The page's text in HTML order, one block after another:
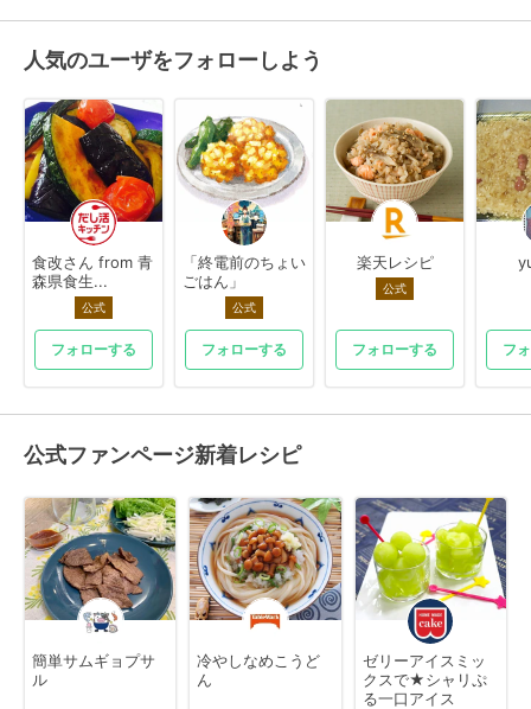
人気のユーザをフォローしよう
食改さん from 青
森県食生...
公式
フォローする
「終電前のちょい
ごはん」
公式
フォローする
楽天レシピ
公式
フォローする フ
公式ファンページ新着レシピ
簡単サムギョプサ
ル
冷やしなめこうど
ん
ゼリーアイスミッ
クスで★シャリぷ
る一口アイス